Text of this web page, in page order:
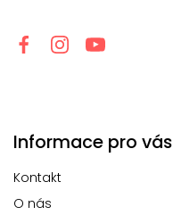
Informace pro vás
Kontakt
O nás